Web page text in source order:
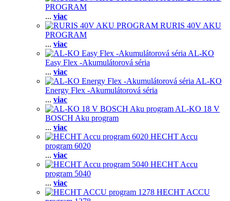
PROGRAM
... viac
RURIS 40V AKU
PROGRAM
... viac
AL-KO
Easy Flex -Akumulátorová séria
... viac
AL-KO
Energy Flex -Akumulátorová séria
... viac
AL-KO 18 V
BOSCH Aku program
... viac
HECHT Accu
program 6020
... viac
HECHT Accu
program 5040
... viac
HECHT ACCU